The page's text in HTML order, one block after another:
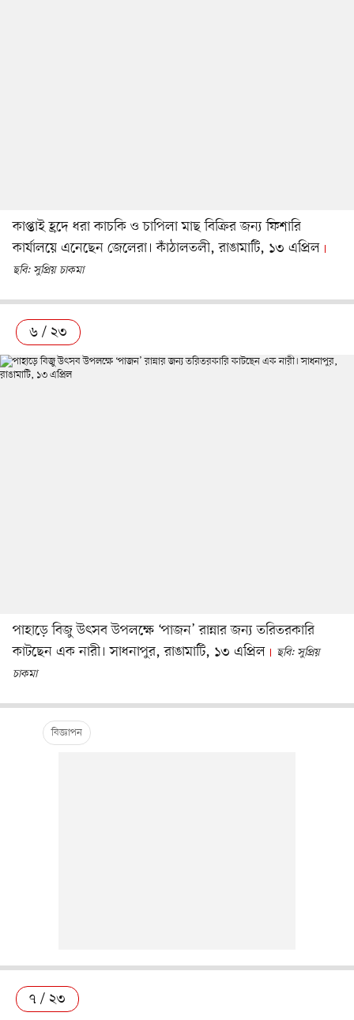
কাপ্তাই হ্রদে ধরা কাচকি ও চাপিলা মাছ বিক্রির জন্য ফিশারি
কার্যালয়ে এনেছেন জেলেরা। কাঁঠালতলী, রাঙামাটি, ১৩ এপ্রিল
ছবি: সুপ্রিয় চাকমা
৬ / ২৩
পাহাড়ে বিজু উৎসব উপলক্ষে ‘পাজন’ রান্নার জন্য তরিতরকারি
কাটছেন এক নারী। সাধনাপুর, রাঙামাটি, ১৩ এপ্রিল
ছবি: সুপ্রিয়
চাকমা
৭ / ২৩